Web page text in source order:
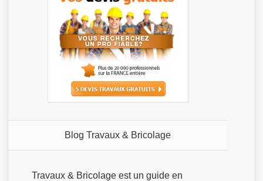
Blog Travaux & Bricolage
Travaux & Bricolage est un guide en